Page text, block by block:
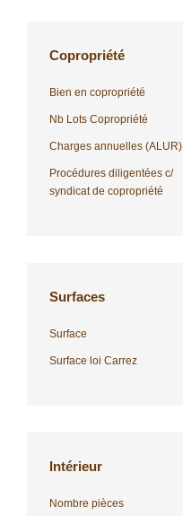
Copropriété
Bien en copropriété
Nb Lots Copropriété
Charges annuelles (ALUR)
Procédures diligentées c/
syndicat de copropriété
Surfaces
Surface
Surface loi Carrez
Intérieur
Nombre pièces